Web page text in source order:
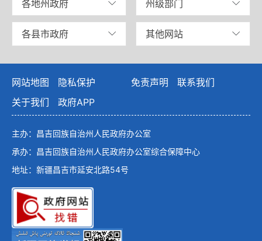
各地州政府 州级部门
各县市政府 其他网站
网站地图 隐私保护 免责声明
联系我们
关于我们
政府APP
主办：昌吉回族自治州人民政府办公室
承办：昌吉回族自治州人民政府办公室综合保障中心
地址：新疆昌吉市延安北路54号